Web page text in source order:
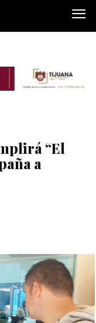
“El
a